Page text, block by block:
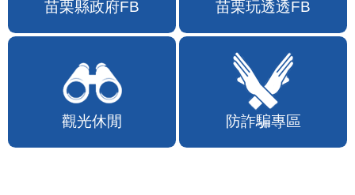
苗栗縣政府FB 苗栗玩透透FB
觀光休閒 防詐騙專區